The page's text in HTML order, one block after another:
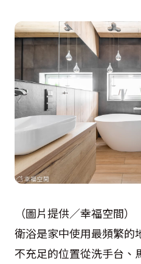
（圖片提供／幸福空間）
衛浴是家中使用最頻繁的
不充足的位置從洗手台、